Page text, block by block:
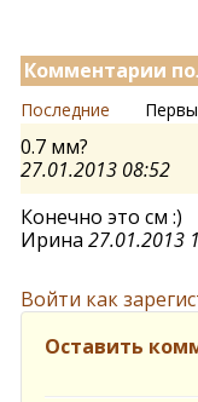
Комментарии
Последние
0.7 мм?
27.01.2013 08:52
Конечно это см :)
Ирина 27.01.2013
Войти как
Оставить